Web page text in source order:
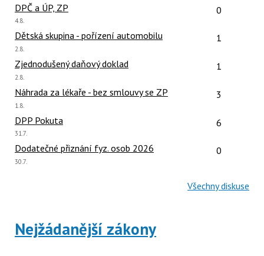
DPČ a ÚP, ZP Počet
0
Poslední
4.8.
Dětská skupina - pořízení automobilu Počet
1
Poslední
2.8.
Zjednodušený daňový doklad Počet
1
Poslední
2.8.
Náhrada za lékaře - bez smlouvy se ZP Počet
3
Poslední
1.8.
DPP Pokuta Počet
6
Poslední
31.7.
Dodatečné přiznání fyz. osob 2026 Počet
0
Poslední
30.7.
Všechny diskuse
Nejžádanější zákony